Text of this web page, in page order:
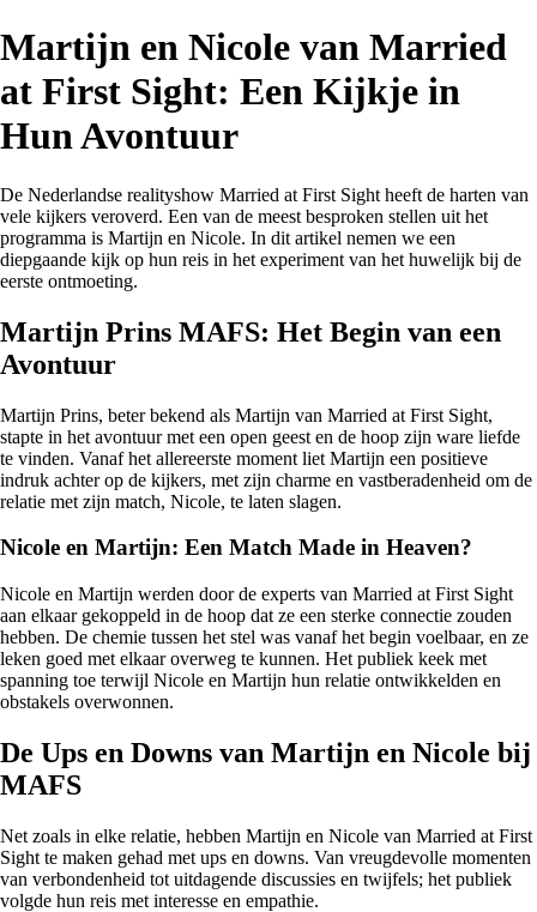
Martijn en Nicole van Married
at First Sight: Een Kijkje in
Hun Avontuur
De Nederlandse realityshow Married at First Sight heeft de harten van
vele kijkers veroverd. Een van de meest besproken stellen uit het
programma is Martijn en Nicole. In dit artikel nemen we een
diepgaande kijk op hun reis in het experiment van het huwelijk bij de
eerste ontmoeting.
Martijn Prins MAFS: Het Begin van een
Avontuur
Martijn Prins, beter bekend als Martijn van Married at First Sight,
stapte in het avontuur met een open geest en de hoop zijn ware liefde
te vinden. Vanaf het allereerste moment liet Martijn een positieve
indruk achter op de kijkers, met zijn charme en vastberadenheid om de
relatie met zijn match, Nicole, te laten slagen.
Nicole en Martijn: Een Match Made in Heaven?
Nicole en Martijn werden door de experts van Married at First Sight
aan elkaar gekoppeld in de hoop dat ze een sterke connectie zouden
hebben. De chemie tussen het stel was vanaf het begin voelbaar, en ze
leken goed met elkaar overweg te kunnen. Het publiek keek met
spanning toe terwijl Nicole en Martijn hun relatie ontwikkelden en
obstakels overwonnen.
De Ups en Downs van Martijn en Nicole bij
MAFS
Net zoals in elke relatie, hebben Martijn en Nicole van Married at First
Sight te maken gehad met ups en downs. Van vreugdevolle momenten
van verbondenheid tot uitdagende discussies en twijfels; het publiek
volgde hun reis met interesse en empathie.